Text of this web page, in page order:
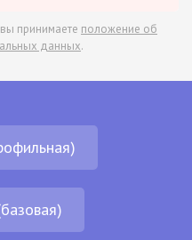
принимаете положение об
данных.